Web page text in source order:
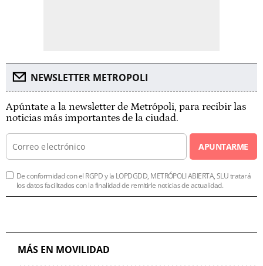
NEWSLETTER METROPOLI
Apúntate a la newsletter de Metrópoli, para recibir las
noticias más importantes de la ciudad.
APUNTARME
De conformidad con el RGPD y la LOPDGDD, METRÓPOLI ABIERTA, SLU tratará
los datos facilitados con la finalidad de remitirle noticias de actualidad.
MÁS EN MOVILIDAD